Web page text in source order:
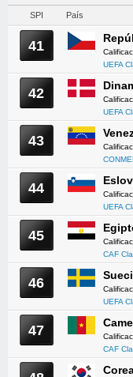
SPI País
41
UEFA
42
UEFA
43
44
UEFA
45
CAF
46
UEFA
47
CAF